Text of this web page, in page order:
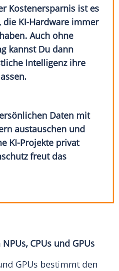
Kostenersparnis ist es
KI-Hardware immer
Auch ohne
kannst Du dann
Intelligenz ihre
Daten mit
austauschen und
KI-Projekte privat
freut das
CPUs und GPUs
GPUs bestimmt den